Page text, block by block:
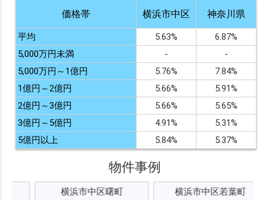
価格帯 横浜市中区 神奈川県
平均 5.63%
6.87%
5,000万円未満
-
-
5,000万円～1億円
5.76%
7.84%
1億円～2億円
5.66%
5.91%
2億円～3億円
5.66%
5.65%
3億円～5億円
4.91%
5.31%
5億円以上
5.84% 5.37%
物件事例
横浜市中区若葉町 横浜市